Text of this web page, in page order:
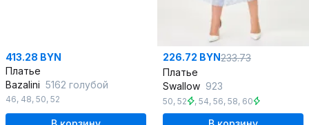
413.28 BYN
Платье
Bazalini 5162 голубой
46, 48, 50, 52
226.72 BYN233.73
Платье
Swallow 923
50, 52 , 54, 56, 58, 60